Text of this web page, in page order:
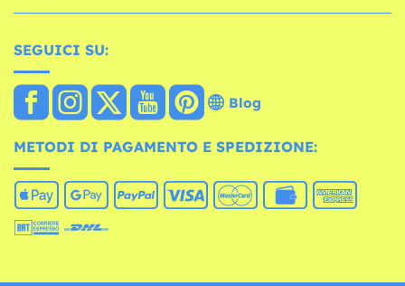
SEGUICI SU:
Blog
METODI DI PAGAMENTO E SPEDIZIONE: